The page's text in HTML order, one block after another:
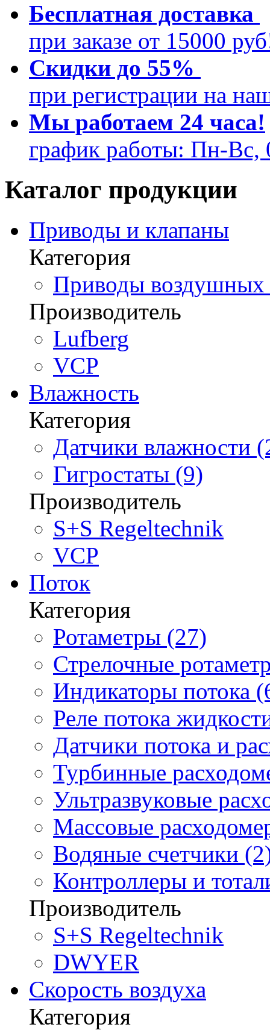
Бесплатная доставка
при заказе от 15000
Скидки до 55%
при регистрации на
Мы работаем 24 часа!
график работы: Пн-Вс,
Каталог продукции
Приводы и клапаны
Категория
Приводы воздушных
Производитель
Lufberg
VCP
Влажность
Категория
Датчики влажности
Гигростаты (9)
Производитель
S+S Regeltechnik
VCP
Поток
Категория
Ротаметры (27)
Стрелочные
Индикаторы потока
Реле потока
Датчики потока и
Турбинные
Ультразвуковые
Массовые
Водяные счетчики
Контроллеры и
Производитель
S+S Regeltechnik
DWYER
Скорость воздуха
Категория